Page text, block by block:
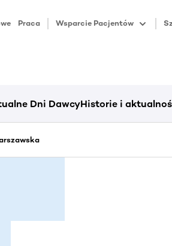
Praca Wsparcie Pacjentów
Dni DawcyHistorie i